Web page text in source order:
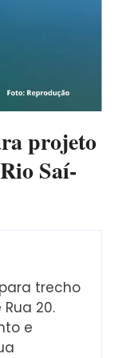
projeto
Saí-
trecho
20.
e